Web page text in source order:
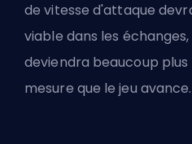
de vitesse d'attaque
viable dans les
deviendra beaucoup
mesure que le jeu avance.